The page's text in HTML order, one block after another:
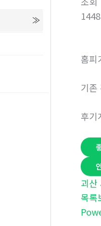
1448
홈피
기존
후기
괴산
목록